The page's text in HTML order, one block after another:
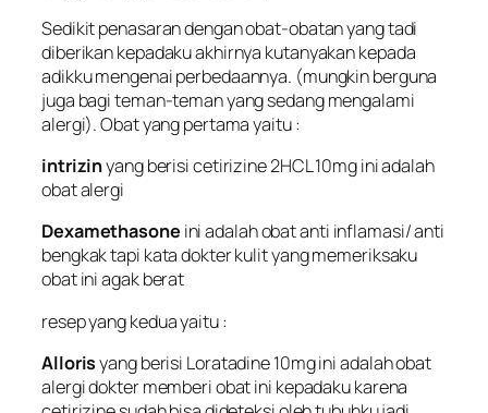
Sedikit penasaran dengan obat-obatan yang tadi
diberikan kepadaku akhirnya kutanyakan kepada
adikku mengenai perbedaannya. (mungkin berguna
juga bagi teman-teman yang sedang mengalami
alergi). Obat yang pertama yaitu :
intrizinyang berisi cetirizine 2HCL 10mg ini adalah
obat alergi
Dexamethasone ini adalah obat anti inflamasi/ anti
bengkak tapi kata dokter kulit yang memeriksaku
obat ini agak berat
resep yang kedua yaitu :
Allorisyang berisi Loratadine 10mg ini adalah obat
alergi dokter memberi obat ini kepadaku karena